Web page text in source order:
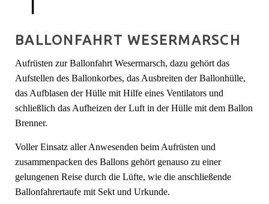
BALLONFAHRT WESERMARSCH
Aufrüsten zur Ballonfahrt Wesermarsch, dazu gehört das
Aufstellen des Ballonkorbes, das Ausbreiten der Ballonhülle,
das Aufblasen der Hülle mit Hilfe eines Ventilators und
schließlich das Aufheizen der Luft in der Hülle mit dem Ballon
Brenner.
Voller Einsatz aller Anwesenden beim Aufrüsten und
zusammenpacken des Ballons gehört genauso zu einer
gelungenen Reise durch die Lüfte, wie die anschließende
Ballonfahrertaufe mit Sekt und Urkunde.